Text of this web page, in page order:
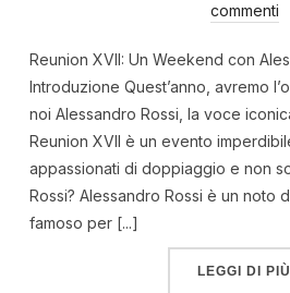
commenti
Reunion XVII: Un Weekend con
Introduzione Quest’anno, avremo
noi Alessandro Rossi, la voce
Reunion XVII è un evento
appassionati di doppiaggio e non
Rossi? Alessandro Rossi è un noto
famoso per [...]
LEGGI DI PIÙ